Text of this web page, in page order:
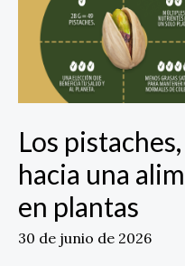
Los
hacia una
en plantas
30 de junio de 2026
pistaches,
primer
paso
alimentación
basada
en
plantas